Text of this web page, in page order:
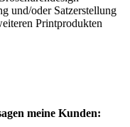
und/oder Satzerstellung
Printprodukten
meine Kunden: